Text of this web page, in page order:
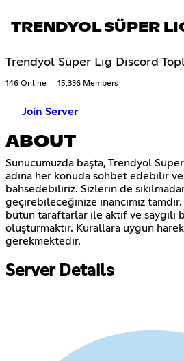
TRENDYOL SÜPER
Trendyol Süper Lig Discord
146 Online 15,336 Members
Join Server
ABOUT
Sunucumuzda başta, Trendyol
adına her konuda sohbet edebilir
bahsedebiliriz. Sizlerin de
geçirebileceğinize inancımız tamdır.
bütün taraftarlar ile aktif ve saygılı
oluşturmaktır. Kurallara uygun
gerekmektedir.
Server Details